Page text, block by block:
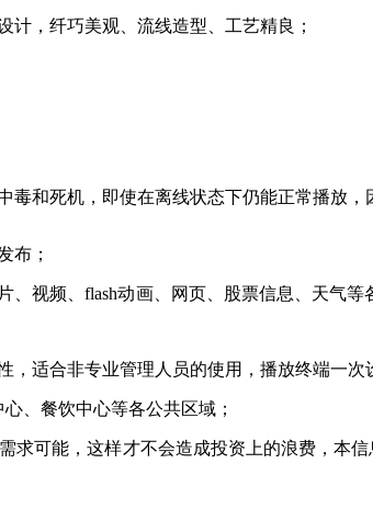
，纤巧美观、流线造型、工艺精良；
毒和死机，即使在离线状态下仍能正常播放，
布；
、视频、flash动画、网页、股票信息、天气
适合非专业管理人员的使用，播放终端一次
、餐饮中心等各公共区域；
可能，这样才不会造成投资上的浪费，本